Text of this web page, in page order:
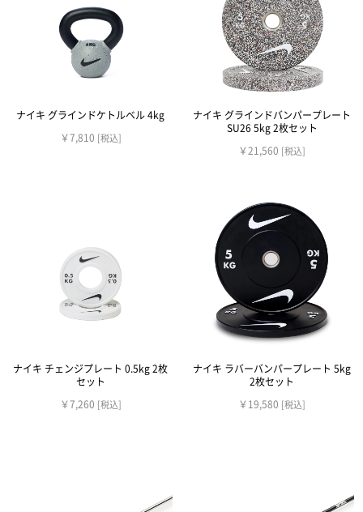
ナイキ グラインドケトルベル 4kg
￥7,810 [税込]
ナイキ グラインドバンパープレート
SU26 5kg 2枚セット
￥21,560 [税込]
ナイキ チェンジプレート 0.5kg 2枚
セット
￥7,260 [税込]
ナイキ ラバーバンパープレート 5kg
2枚セット
￥19,580 [税込]